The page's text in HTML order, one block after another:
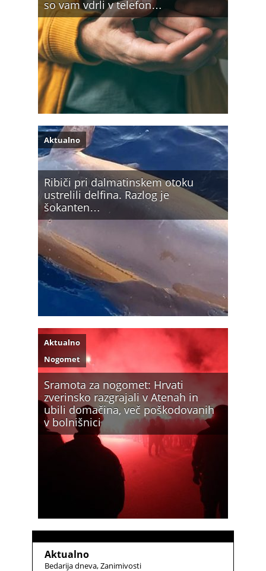
so vam vdrli v telefon…
Ribiči pri dalmatinskem otoku
ustrelili delfina. Razlog je
šokanten…
Aktualno
Sramota za nogomet: Hrvati
zverinsko razgrajali v Atenah in
ubili domačina, več poškodovanih
v bolnišnici
Aktualno
Nogomet
Aktualno
Bedarija dneva Zanimivosti